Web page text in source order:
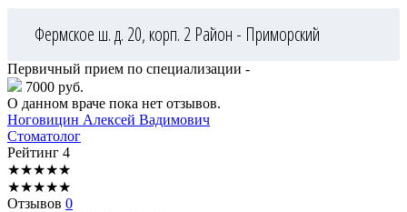
Фермское ш. д. 20, корп. 2 Район - Приморский
Первичный прием по специализации -
7000 руб.
О данном враче пока нет отзывов.
Ноговицин Алексей Вадимович
Стоматолог
Рейтинг 4
★★★★★
★★★★★
Отзывов 0